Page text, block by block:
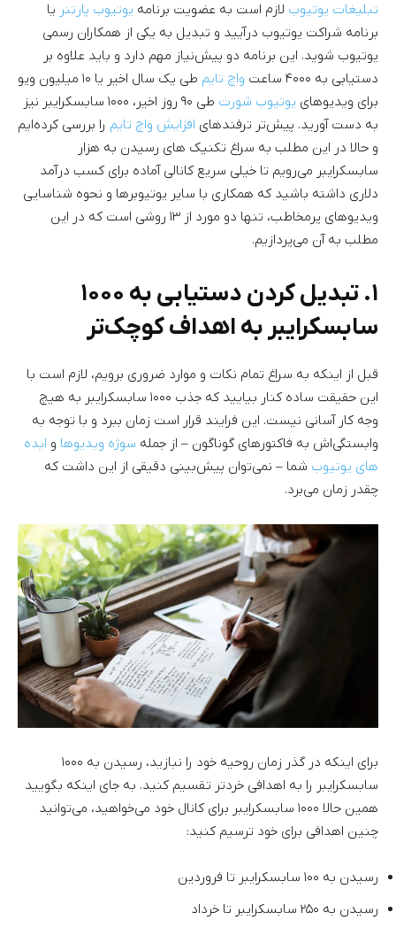
تبلیغات یوتیوب لازم است به عضویت برنامه یوتیوب پارتنر یا
برنامه شراکت یوتیوب درآیید و تبدیل به یکی از همکاران رسمی
یوتیوب شوید. این برنامه دو پیش‌نیاز مهم دارد و باید علاوه بر
دستیابی به ۴۰۰۰ ساعت
واچ تایم
طی یک سال اخیر یا ۱۰ میلیون ویو
برای ویدیوهای یوتیوب شورت
طی ۹۰ روز اخیر، ۱۰۰۰ سابسکرایبر نیز
به دست آورید. پیش‌تر ترفندهای افزایش واچ تایم را بررسی کرده‌ایم
و حالا در این مطلب به سراغ تکنیک های رسیدن به هزار
سابسکرایبر می‌رویم تا خیلی سریع کانالی آماده برای کسب درآمد
دلاری داشته باشید که همکاری با سایر یوتیوبرها و نحوه شناسایی
ویدیوهای پرمخاطب، تنها دو مورد از ۱۳ روشی است که در این
مطلب به آن می‌پردازیم.
۱. تبدیل کردن دستیابی به ۱۰۰۰
سابسکرایبر به اهداف کوچک‌تر
قبل از اینکه به سراغ تمام نکات و موارد ضروری برویم، لازم است با
این حقیقت ساده کنار بیایید که جذب ۱۰۰۰ سابسکرایبر به هیچ
وجه کار آسانی نیست. این فرایند قرار است زمان ببرد و با توجه به
وابستگی‌اش به فاکتورهای گوناگون – از جمله سوژه ویدیوها و ایده
های یوتیوب شما – نمی‌توان پیش‌بینی دقیقی از این داشت که
چقدر زمان می‌برد.
برای اینکه در گذر زمان روحیه خود را نبازید، رسیدن به ۱۰۰۰
سابسکرایبر را به اهدافی خردتر تقسیم کنید. به جای اینکه بگویید
همین حالا ۱۰۰۰ سابسکرایبر برای کانال خود می‌خواهید، می‌توانید
چنین اهدافی برای خود ترسیم کنید:
رسیدن به ۱۰۰ سابسکرایبر تا فروردین
رسیدن به ۲۵۰ سابسکرایبر تا خرداد